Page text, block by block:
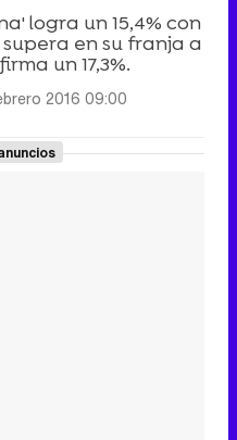
logra un 15,4% con
en su franja a
un 17,3%.
2016 09:00